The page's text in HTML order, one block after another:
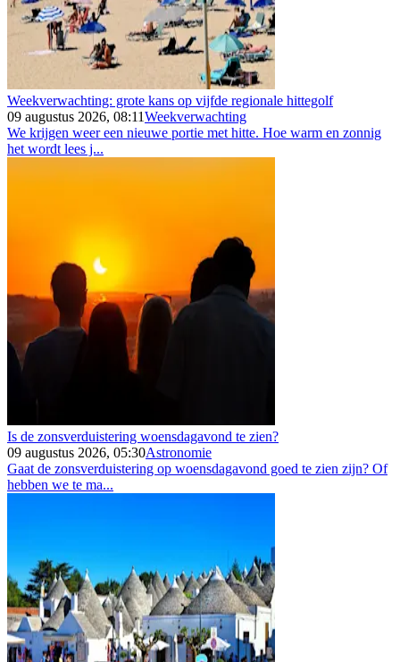
Weekverwachting: grote kans op vijfde regionale hittegolf
09 augustus 2026, 08:11Weekverwachting
We krijgen weer een nieuwe portie met hitte. Hoe warm en zonnig
het wordt lees j...
Is de zonsverduistering woensdagavond te zien?
09 augustus 2026, 05:30Astronomie
Gaat de zonsverduistering op woensdagavond goed te zien zijn? Of
hebben we te ma...